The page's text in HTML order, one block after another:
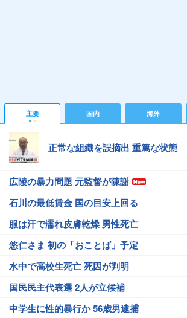
主要 国内 海外
正常な組織を誤摘出 重篤な状態
広陵の暴力問題 元監督が陳謝
石川の最低賃金 国の目安上回る
服は汗で濡れ皮膚乾燥 男性死亡
悠仁さま 初の「おことば」予定
水中で高校生死亡 死因が判明
国民民主代表選 2人が立候補
中学生に性的暴行か 56歳男逮捕